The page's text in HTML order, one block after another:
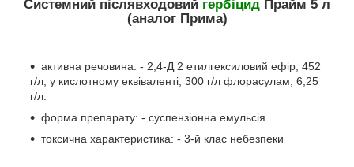
Системний післявходовий гербіцид Прайм 5 л
(аналог Прима)
активна речовина: - 2,4-Д 2 етилгексиловий ефір, 452
г/л, у кислотному еквіваленті, 300 г/л флорасулам, 6,25
г/л.
форма препарату: - суспензіонна емульсія
токсична характеристика: - 3-й клас небезпеки